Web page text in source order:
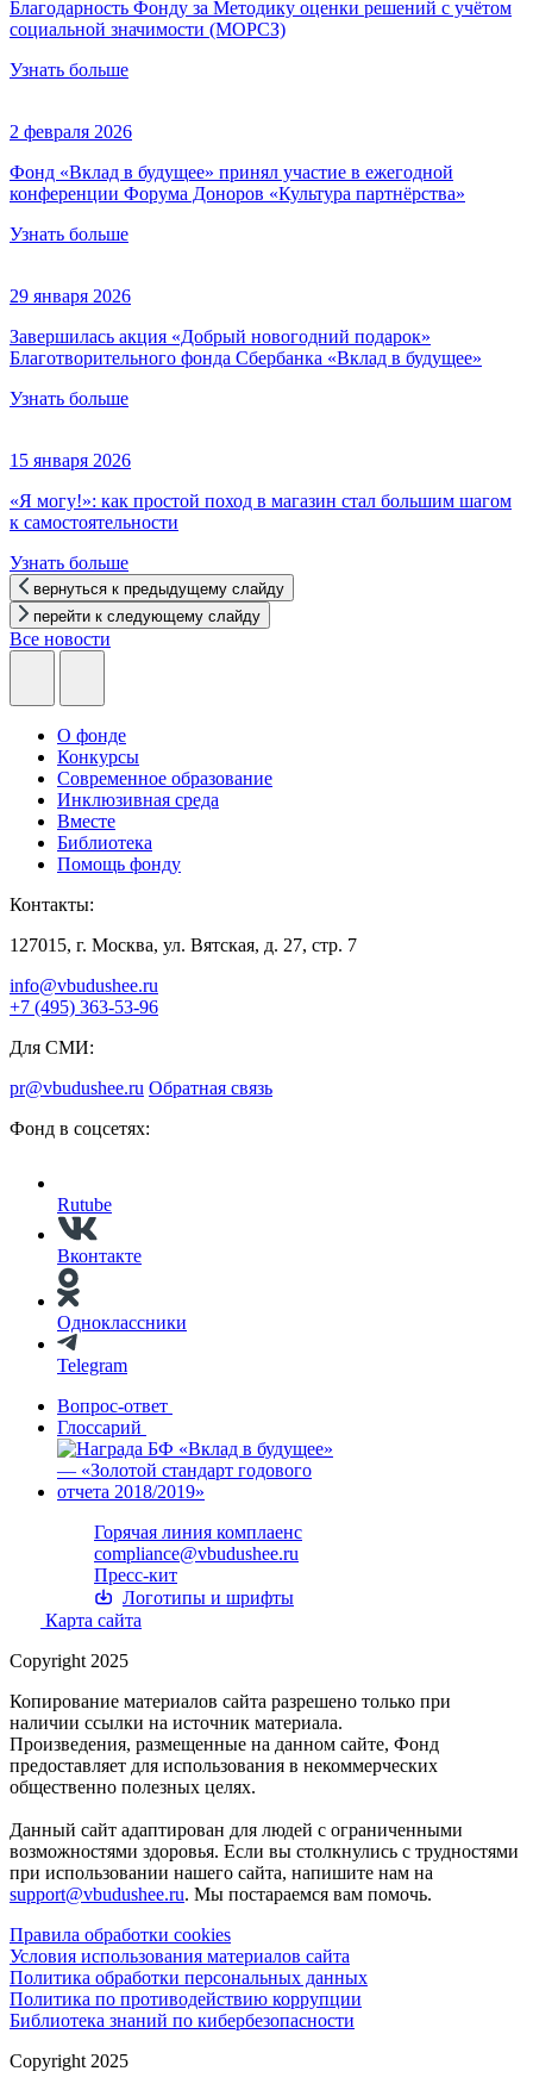
Благодарность Фонду за Методику оценки решений с учётом
социальной значимости (МОРСЗ)
Узнать больше
2 февраля 2026
Фонд «Вклад в будущее» принял участие в ежегодной
конференции Форума Доноров «Культура партнёрства»
Узнать больше
29 января 2026
Завершилась акция «Добрый новогодний подарок»
Благотворительного фонда Сбербанка «Вклад в будущее»
Узнать больше
15 января 2026
«Я могу!»: как простой поход в магазин стал большим шагом
к самостоятельности
Узнать больше
вернуться к предыдущему слайду
перейти к следующему слайду
Все новости
О фонде
Конкурсы
Современное образование
Инклюзивная среда
Вместе
Библиотека
Помощь фонду
Контакты:
127015, г. Москва, ул. Вятская, д. 27, стр. 7
info@vbudushee.ru
+7 (495) 363-53-96
Для СМИ:
pr@vbudushee.ru Обратная связь
Фонд в соцсетях:
Rutube
Вконтакте
Одноклассники
Telegram
Вопрос-ответ
Глоссарий
Горячая линия комплаенс
compliance@vbudushee.ru
Пресс-кит
Логотипы и шрифты
Карта сайта
Copyright 2025
Копирование материалов сайта разрешено только при
наличии ссылки на источник материала.
Произведения, размещенные на данном сайте, Фонд
предоставляет для использования в некоммерческих
общественно полезных целях.
Данный сайт адаптирован для людей с ограниченными
возможностями здоровья. Если вы столкнулись с трудностями
при использовании нашего сайта, напишите нам на
support@vbudushee.ru. Мы постараемся вам помочь.
Правила обработки cookies
Условия использования материалов сайта
Политика обработки персональных данных
Политика по противодействию коррупции
Библиотека знаний по кибербезопасности
Copyright 2025